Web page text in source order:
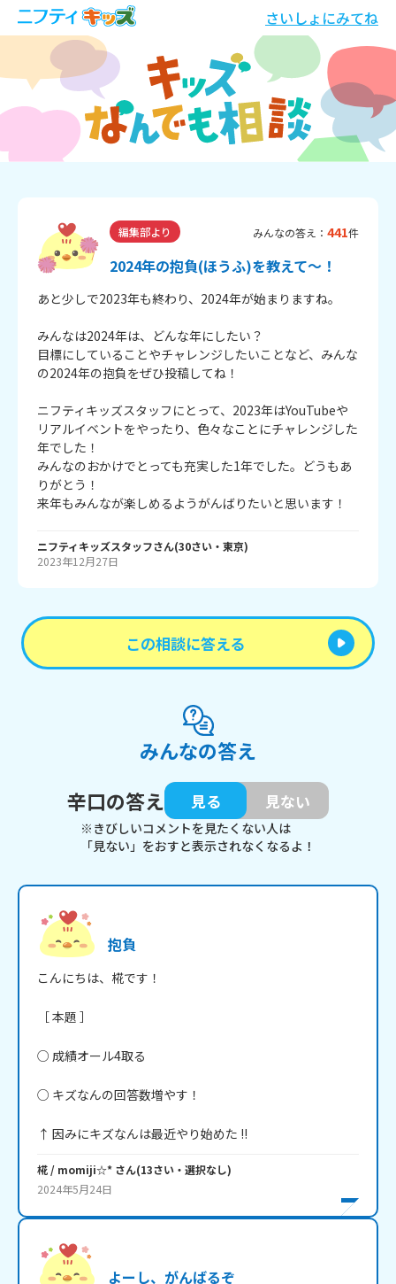
さいしょにみてね
編集部より みんなの答え： 441件
2024年の抱負(ほうふ)を教えて～！
あと少しで2023年も終わり、2024年が始まりますね。
みんなは2024年は、どんな年にしたい？
目標にしていることやチャレンジしたいことなど、みんな
の2024年の抱負をぜひ投稿してね！
ニフティキッズスタッフにとって、2023年はYouTubeや
リアルイベントをやったり、色々なことにチャレンジした
年でした！
みんなのおかけでとっても充実した1年でした。どうもあ
りがとう！
来年もみんなが楽しめるようがんばりたいと思います！
ニフティキッズスタッフさん(30さい・ 東京)
2023年12月27日
この相談に答える
みんなの答え
辛口の答え
見る 見ない
※きびしいコメントを見たくない人は
「見ない」をおすと表示されなくなるよ！
抱負
こんにちは、椛です！
［ 本題 ］
○ 成績オール4取る
○ キズなんの回答数増やす！
↑ 因みにキズなんは最近やり始めた !!
椛 / momiji☆* さん(13さい・ 選択なし)
2024年5月24日
よーし、がんばるぞ